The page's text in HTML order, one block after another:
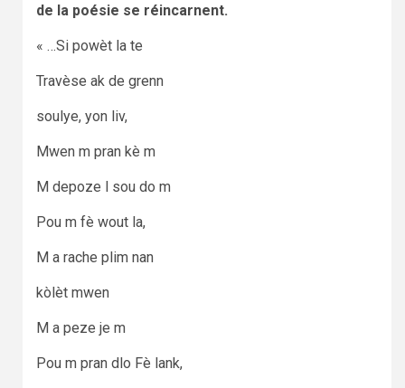
de la poésie se réincarnent.
« …Si powèt la te
Travèse ak de grenn
soulye, yon liv,
Mwen m pran kè m
M depoze l sou do m
Pou m fè wout la,
M a rache plim nan
kòlèt mwen
M a peze je m
Pou m pran dlo Fè lank,